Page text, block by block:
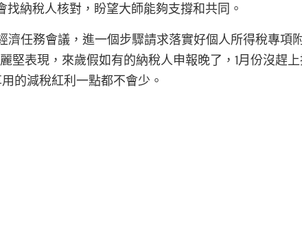
納稅人核對，盼望大師能夠支撐和共同。
任務會議，進一個步驟請求落實好個人所得稅專項
表現，來歲假如有的納稅人申報晚了，1月份沒趕
的減稅紅利一點都不會少。